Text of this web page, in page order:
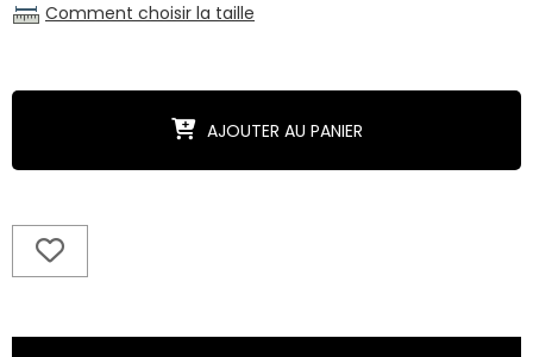
Comment choisir la taille
AJOUTER AU PANIER